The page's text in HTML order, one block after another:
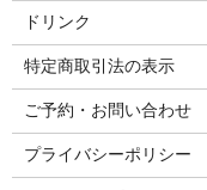
ドリンク
特定商取引法の表示
ご予約・お問い合わせ
プライバシーポリシー